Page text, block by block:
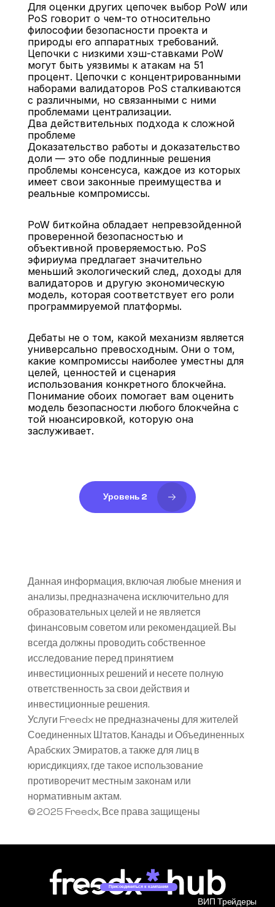
Для оценки других цепочек выбор PoW или
PoS говорит о чем-то относительно
философии безопасности проекта и
природы его аппаратных требований.
Цепочки с низкими хэш-ставками PoW
могут быть уязвимы к атакам на 51
процент. Цепочки с концентрированными
наборами валидаторов PoS сталкиваются
с различными, но связанными с ними
проблемами централизации.
Два действительных подхода к сложной
проблеме
Доказательство работы и доказательство
доли — это обе подлинные решения
проблемы консенсуса, каждое из которых
имеет свои законные преимущества и
реальные компромиссы.
PoW биткойна обладает непревзойденной
проверенной безопасностью и
объективной проверяемостью. PoS
эфириума предлагает значительно
меньший экологический след, доходы для
валидаторов и другую экономическую
модель, которая соответствует его роли
программируемой платформы.
Дебаты не о том, какой механизм является
универсально превосходным. Они о том,
какие компромиссы наиболее уместны для
целей, ценностей и сценария
использования конкретного блокчейна.
Понимание обоих помогает вам оценить
модель безопасности любого блокчейна с
той нюансировкой, которую она
заслуживает.
Уровень 2
Данная информация, включая любые мнения и
анализы, предназначена исключительно для
образовательных целей и не является
финансовым советом или рекомендацией. Вы
всегда должны проводить собственное
исследование перед принятием
инвестиционных решений и несете полную
ответственность за свои действия и
инвестиционные решения.
Услуги Freedx не предназначены для жителей
Соединенных Штатов, Канады и Объединенных
Арабских Эмиратов, а также для лиц в
юрисдикциях, где такое использование
противоречит местным законам или
нормативным актам.
© 2025 Freedx, Все права защищены
Присоединиться к кампании
ВИП Трейдеры